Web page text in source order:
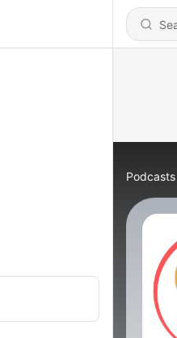
Podcasts